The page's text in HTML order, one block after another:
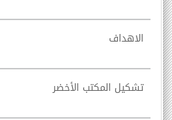
الاهداف
تشكيل المكتب الأخضر